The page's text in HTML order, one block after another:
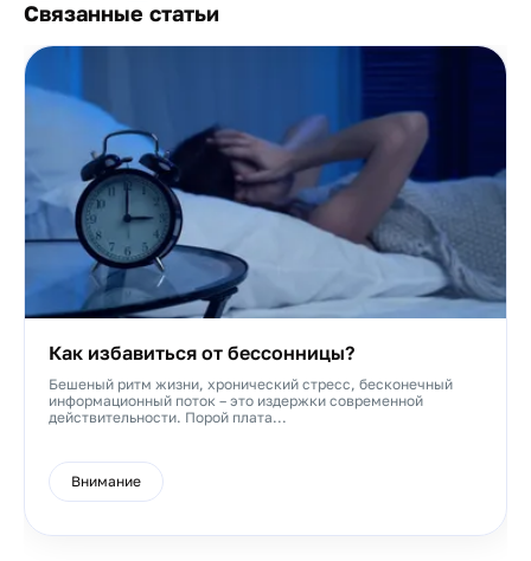
Связанные статьи
Как избавиться от бессонницы?
Бешеный ритм жизни, хронический стресс, бесконечный
информационный поток – это издержки современной
действительности. Порой плата...
Внимание